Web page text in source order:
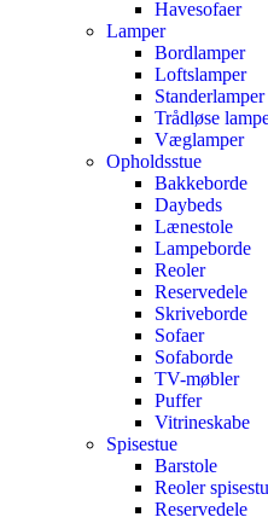
Havesofaer
Lamper
Bordlamper
Loftslamper
Standerlamper
Trådløse
Væglamper
Opholdsstue
Bakkeborde
Daybeds
Lænestole
Lampeborde
Reoler
Reservedele
Skriveborde
Sofaer
Sofaborde
TV-møbler
Puffer
Vitrineskabe
Spisestue
Barstole
Reoler
Reservedele